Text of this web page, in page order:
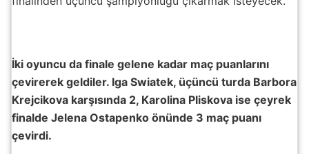
İki oyuncu da finale gelene kadar maç puanlarını
çevirerek geldiler. Iga Swiatek, üçüncü turda Barbora
Krejcikova karşısında 2, Karolina Pliskova ise çeyrek
finalde Jelena Ostapenko önünde 3 maç puanı
çevirdi.